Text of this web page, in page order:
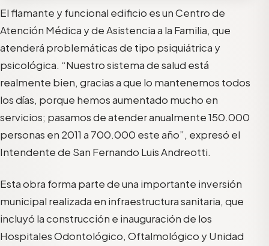
El flamante y funcional edificio es un Centro de
Atención Médica y de Asistencia a la Familia, que
atenderá problemáticas de tipo psiquiátrica y
psicológica. “Nuestro sistema de salud está
realmente bien, gracias a que lo mantenemos todos
los días, porque hemos aumentado mucho en
servicios; pasamos de atender anualmente 150.000
personas en 2011 a 700.000 este año”, expresó el
Intendente de San Fernando Luis Andreotti.
Esta obra forma parte de una importante inversión
municipal realizada en infraestructura sanitaria, que
incluyó la construcción e inauguración de los
Hospitales Odontológico, Oftalmológico y Unidad